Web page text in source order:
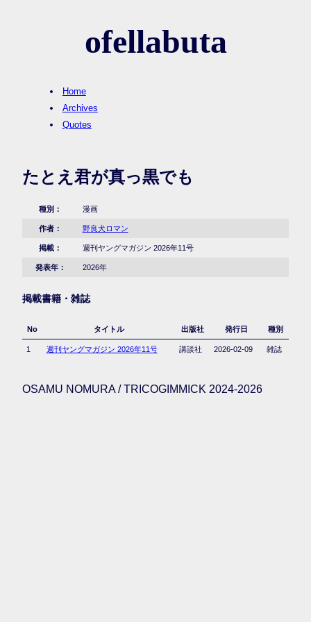
ofellabuta
Home
Archives
Quotes
たとえ君が真っ黒でも
種別： 漫画
作者： 野良犬ロマン
掲載： 週刊ヤングマガジン 2026年11号
発表年： 2026年
掲載書籍・雑誌
No タイトル 出版社 発行日 種別
1 週刊ヤングマガジン 2026年11号 講談社 2026-02-09 雑誌
OSAMU NOMURA / TRICOGIMMICK 2024-2026